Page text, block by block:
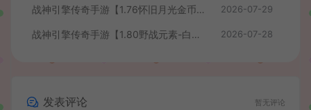
战神引擎传奇手游【1.76怀旧月光金币版】最新整理Win系复古服务端+安卓苹果双端+GM授权物品后台+详细搭建教程 2026-07-29
战神引擎传奇手游【1.80野战元素-白猪7.2免授权】最新整理Win系特色服务端+安卓+GM授权物品后台+详细搭建教程 2026-07-28
发表评论 暂无评论